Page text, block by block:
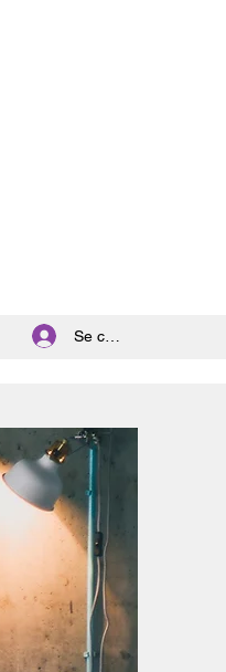
Se connecter